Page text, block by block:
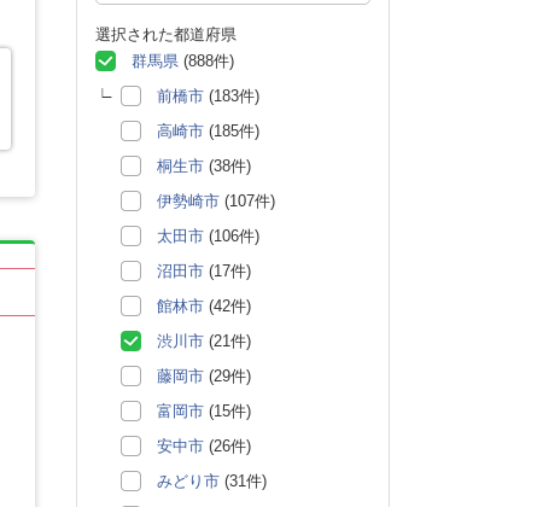
選択された都道府県
群馬県 (888件)
前橋市 (183件)
高崎市 (185件)
桐生市 (38件)
伊勢崎市 (107件)
太田市 (106件)
沼田市 (17件)
館林市 (42件)
渋川市 (21件)
藤岡市 (29件)
富岡市 (15件)
安中市 (26件)
みどり市 (31件)